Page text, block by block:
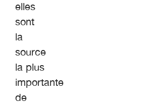
elles
sont
la
source
la plus
importante
de